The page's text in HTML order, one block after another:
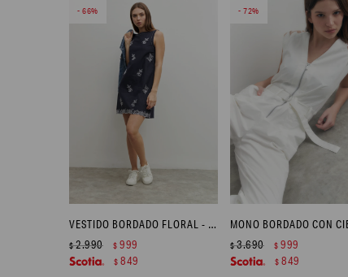
66
VESTIDO BORDADO FLORAL - AZUL MARINO
$2.990 $ 999
$ 849
72
$3.690 $ 999
$ 849